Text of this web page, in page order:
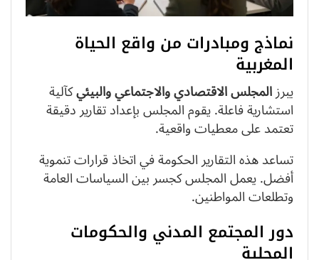
نماذج ومبادرات من واقع الحياة
المغربية
يبرزالمجلس الاقتصادي والاجتماعي والبيئيكآلية
استشارية فاعلة. يقوم المجلس بإعداد تقارير دقيقة
تعتمد على معطيات واقعية.
تساعد هذه التقارير الحكومة في اتخاذ قرارات تنموية
أفضل. يعمل المجلس كجسر بين السياسات العامة
وتطلعات المواطنين.
دور المجتمع المدني والحكومات
المحلية